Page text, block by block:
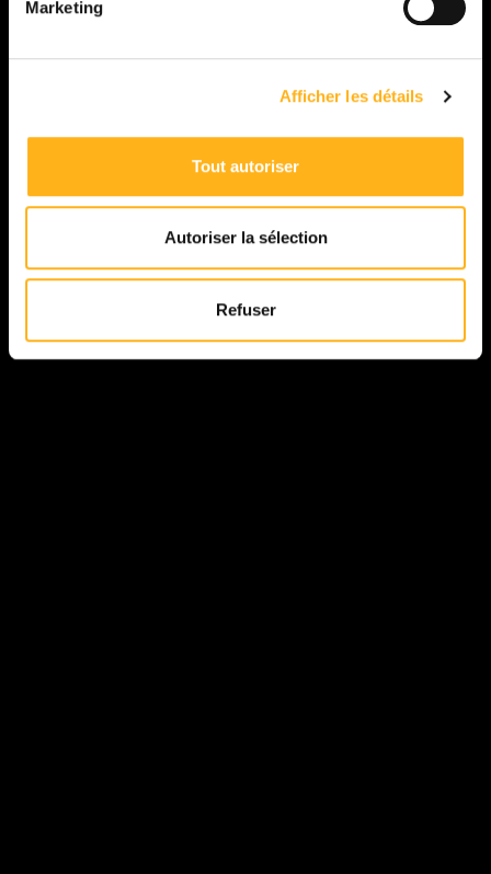
Marketing
Afficher les détails
Tout autoriser
Autoriser la sélection
Refuser